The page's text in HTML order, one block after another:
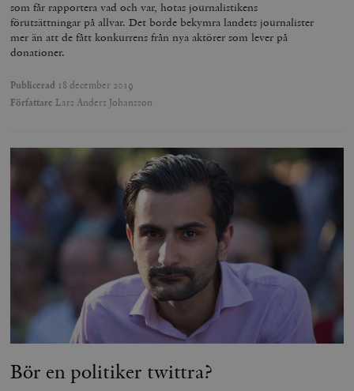
som får rapportera vad och var, hotas journalistikens
förutsättningar på allvar. Det borde bekymra landets journalister
mer än att de fått konkurrens från nya aktörer som lever på
donationer.
Publicerad 18 december 2019
Författare Lars Anders Johansson
Bör en politiker twittra?